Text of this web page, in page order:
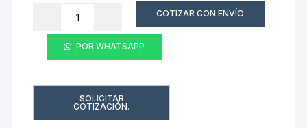
Jacuzzi
cantidad
COTIZAR CON ENVÍO
POR WHATSAPP